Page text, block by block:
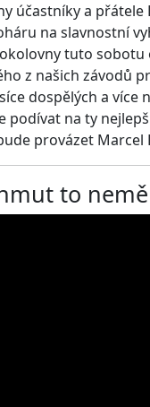
účastníky a přátele
na slavnostní
tuto sobotu
z našich závodů
dospělých a více
podívat na ty
provázet Marcel
to